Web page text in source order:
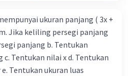
ukuran panjang ( 3x +
Jika keliling persegi panjang
panjang b. Tentukan
Tentukan nilai x d. Tentukan
Tentukan ukuran luas